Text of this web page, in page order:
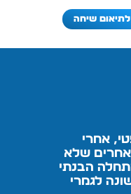
לתיאום שיחה
אחרי
שלא
הבנתי
לגמרי